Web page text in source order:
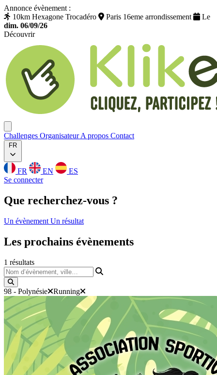
Annonce évènement :
10km Hexagone Trocadéro
Paris 16eme arrondissement
Le
dim. 06/09/26
Découvrir
Challenges OrganisateurA propos Contact
FR
FR EN
ES
Se connecter
Que recherchez-vous ?
Un évènement Un résultat
Les prochains évènements
1 résultats
Nom d’évènement, ville…
98 - Polynésie Running